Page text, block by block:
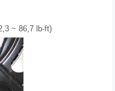
~ 86,7 lb-ft)